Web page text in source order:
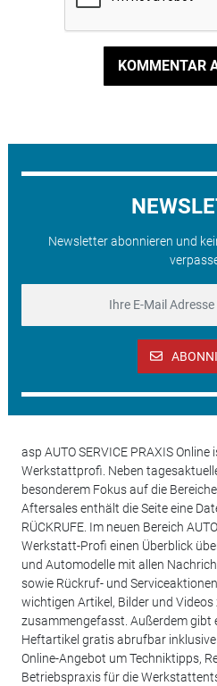
KOMMENTAR
Newsletter abonnieren und
asp AUTO SERVICE PRAXIS
Werkstattprofi. Neben
besonderem Fokus auf die
Aftersales enthält die Seite eine
RÜCKRUFE. Im neuen Bereich
Werkstatt-Profi einen Überblick
und Automodelle mit allen
sowie Rückruf- und
wichtigen Artikel, Bilder und Videos
zusammengefasst. Außerdem gibt
Heftartikel gratis abrufbar inklusive
Online-Angebot um Techniktipps,
Betriebspraxis für die